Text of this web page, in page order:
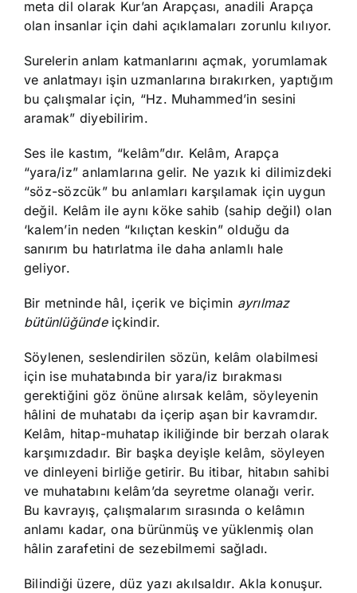
meta dil olarak Kur’an Arapçası, anadili Arapça
olan insanlar için dahi açıklamaları zorunlu kılıyor.
Surelerin anlam katmanlarını açmak, yorumlamak
ve anlatmayı işin uzmanlarına bırakırken, yaptığım
bu çalışmalar için, “Hz. Muhammed’in sesini
aramak” diyebilirim.
Ses ile kastım, “kelâm”dır. Kelâm, Arapça
“yara/iz” anlamlarına gelir. Ne yazık ki dilimizdeki
“söz-sözcük” bu anlamları karşılamak için uygun
değil. Kelâm ile aynı köke sahib (sahip değil) olan
‘kalem’in neden “kılıçtan keskin” olduğu da
sanırım bu hatırlatma ile daha anlamlı hale
geliyor.
Bir metninde hâl, içerik ve biçimin ayrılmaz
bütünlüğündeiçkindir.
Söylenen, seslendirilen sözün, kelâm olabilmesi
için ise muhatabında bir yara/iz bırakması
gerektiğini göz önüne alırsak kelâm, söyleyenin
hâlini de muhatabı da içerip aşan bir kavramdır.
Kelâm, hitap-muhatap ikiliğinde bir berzah olarak
karşımızdadır. Bir başka deyişle kelâm, söyleyen
ve dinleyeni birliğe getirir. Bu itibar, hitabın sahibi
ve muhatabını kelâm’da seyretme olanağı verir.
Bu kavrayış, çalışmalarım sırasında o kelâmın
anlamı kadar, ona bürünmüş ve yüklenmiş olan
hâlin zarafetini de sezebilmemi sağladı.
Bilindiği üzere, düz yazı akılsaldır. Akla konuşur.